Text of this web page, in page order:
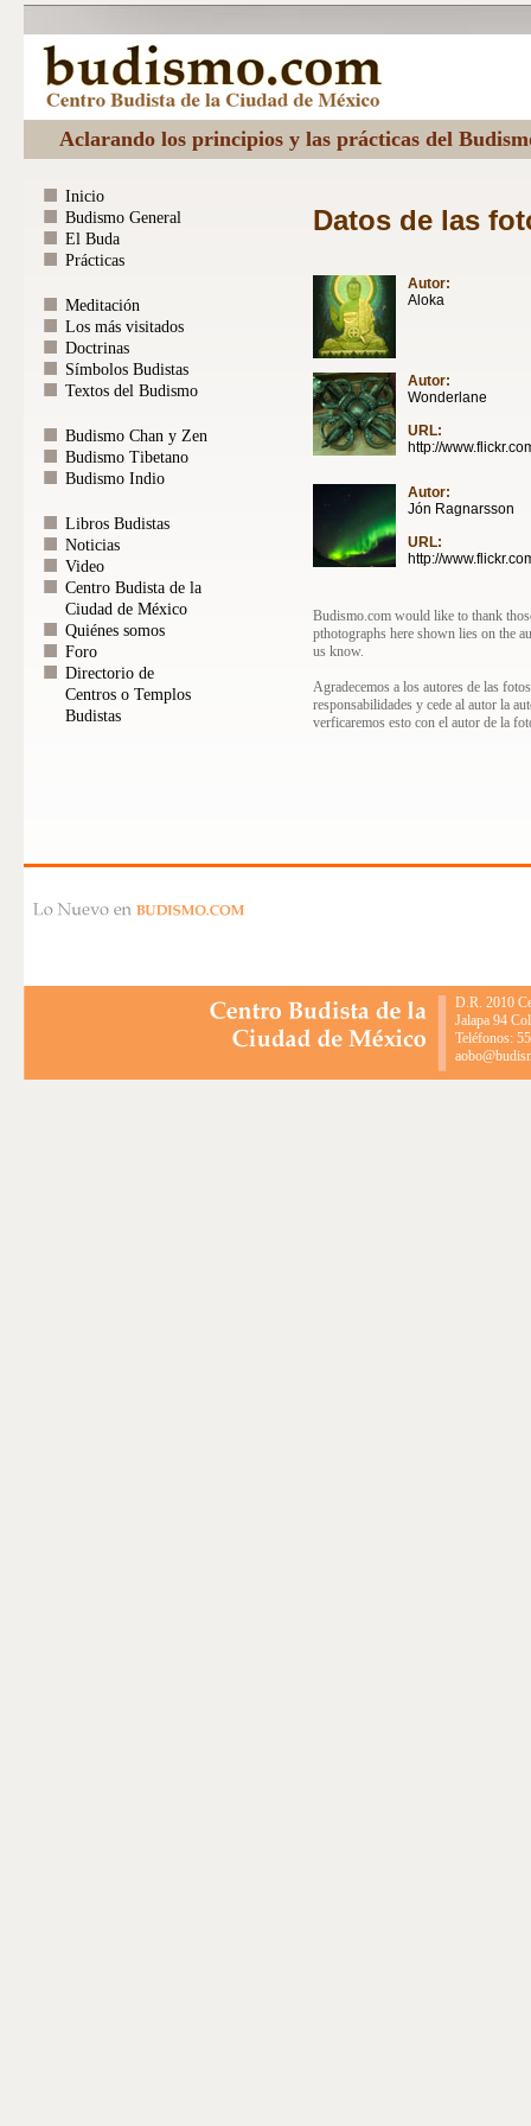
Aclarando los principios y las prácticas del
Datos de las
Autor:
Aloka
Autor:
Wonderlane
URL:
http://
Autor:
Jón Ragnarsson
URL:
http://
Budismo.com would like to thank
pthotographs here shown lies on the
us know.
Agradecemos a los autores de las
responsabilidades y cede al autor la
verficaremos esto con el autor de la
Inicio
Budismo General
El Buda
Prácticas
Meditación
Los más visitados
Doctrinas
Símbolos Budistas
Textos del Budismo
Budismo Chan y Zen
Budismo Tibetano
Budismo Indio
Libros Budistas
Noticias
Video
Centro Budista de la
Ciudad de México
Quiénes somos
Foro
Directorio de
Centros o Templos
Budistas
D.R. 2010
Jalapa 94
Teléfonos: